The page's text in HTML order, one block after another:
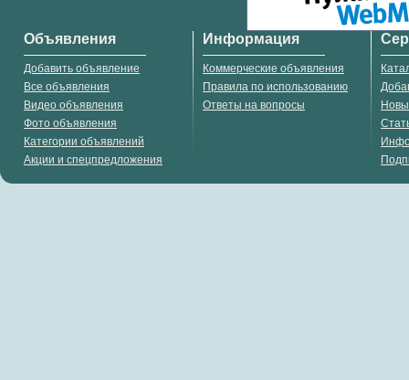
Объявления
Добавить объявление
Все объявления
Видео объявления
Фото объявления
Категории объявлений
Акции и спецпредложения
Информация
Коммерческие объявления
Правила по использованию
Ответы на вопросы